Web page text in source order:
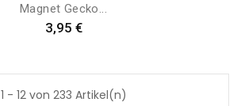
Magnet Gecko...
Preis
3,95 €
1 - 12 von 233 Artikel(n)